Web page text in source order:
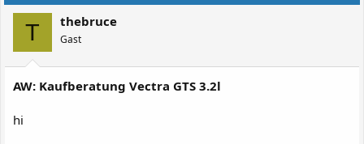
T thebruce
Gast
AW: Kaufberatung Vectra GTS 3.2l
hi